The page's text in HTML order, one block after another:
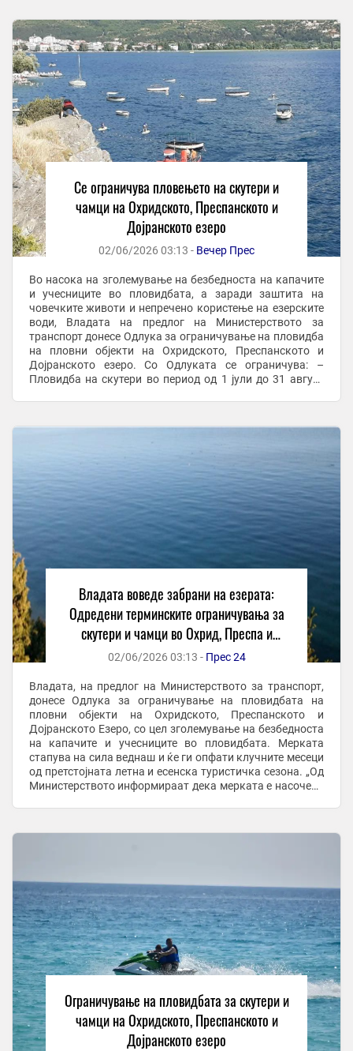
Се ограничува пловењето на скутери и
чамци на Охридското, Преспанското и
Дојранското езеро
02/06/2026 03:13 - Вечер Прес
Во насока на зголемување на безбедноста на капачите
и учесниците во пловидбата, а заради заштита на
човечките животи и непречено користење на езерските
води, Владата на предлог на Министерството за
транспорт донесе Одлука за ограничување на пловидба
на пловни објекти на Охридското, Преспанското и
Дојранското езеро. Со Одлуката се ограничува: –
Пловидба на скутери во период од 1 јули до 31 август
Владата воведе забрани на езерата:
Одредени терминските ограничувања за
скутери и чамци во Охрид, Преспа и
Дојран
02/06/2026 03:13 - Прес 24
Владата, на предлог на Министерството за транспорт,
донесе Одлука за ограничување на пловидбата на
пловни објекти на Охридското, Преспанското и
Дојранското Езеро, со цел зголемување на безбедноста
на капачите и учесниците во пловидбата. Мерката
стапува на сила веднаш и ќе ги опфати клучните месеци
од претстојната летна и есенска туристичка сезона. „Од
Министерството информираат дека мерката е насочена
Ограничување на пловидбата за скутери и
чамци на Охридското, Преспанското и
Дојранското езеро